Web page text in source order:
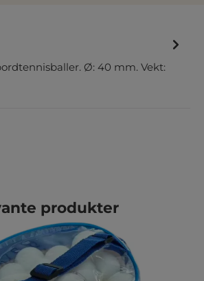
Ø: 40 mm. Vekt:
produkter